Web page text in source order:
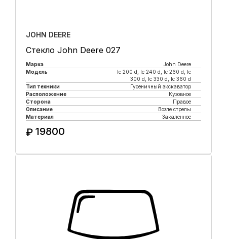
JOHN DEERE
Стекло John Deere 027
Марка
John Deere
Модель
lc 200 d, lc 240 d, lc 260 d, lc
300 d, lc 330 d, lc 360 d
Тип техники
Гусеничный экскаватор
Расположение
Кузовное
Сторона
Правое
Описание
Возле стрелы
Материал
Закаленное
₽ 19800